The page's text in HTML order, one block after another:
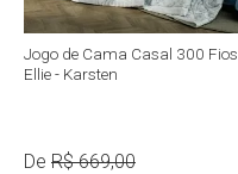
Jogo de Cama Casal 300 Fios
Ellie - Karsten
De R$ 669,00